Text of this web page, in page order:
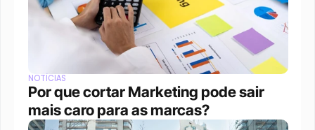
NOTÍCIAS
Por que cortar Marketing pode sair
mais caro para as marcas?